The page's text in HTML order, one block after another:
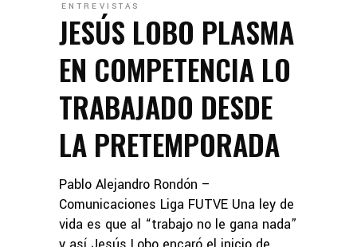
ENTREVISTAS
JESÚS LOBO PLASMA
EN COMPETENCIA LO
TRABAJADO DESDE
LA PRETEMPORADA
Pablo Alejandro Rondón –
Comunicaciones Liga FUTVE Una ley de
vida es que al “trabajo no le gana nada”